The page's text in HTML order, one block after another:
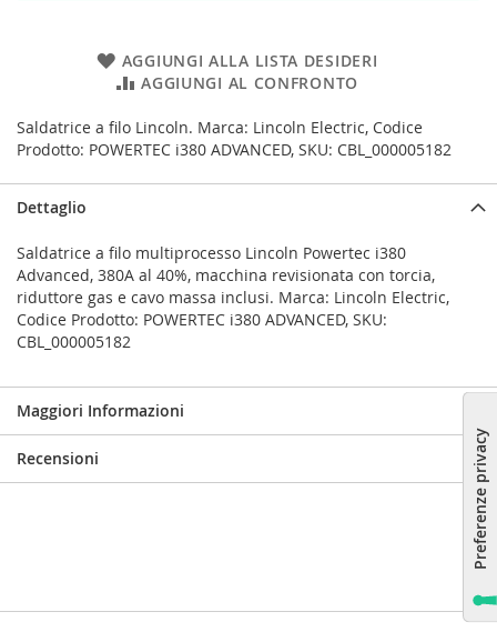
AGGIUNGI ALLA LISTA DESIDERI
AGGIUNGI AL CONFRONTO
Saldatrice a filo Lincoln. Marca: Lincoln Electric, Codice
Prodotto: POWERTEC i380 ADVANCED, SKU: CBL_000005182
Dettaglio
Saldatrice a filo multiprocesso Lincoln Powertec i380
Advanced, 380A al 40%, macchina revisionata con torcia,
riduttore gas e cavo massa inclusi. Marca: Lincoln Electric,
Codice Prodotto: POWERTEC i380 ADVANCED, SKU:
CBL_000005182
Maggiori Informazioni
Recensioni